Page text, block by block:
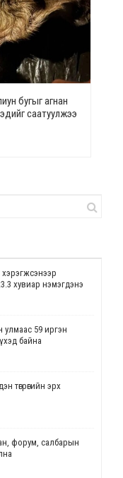
бугыг агнан
саатуулжээ
хэрэгжсэнээр
хувиар нэмэгдэнэ
59 иргэн
байна
төгрөгийн эрх
форум, салбарын